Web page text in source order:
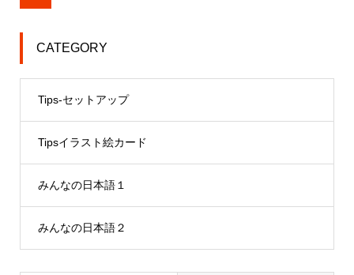
CATEGORY
Tips-セットアップ
Tipsイラスト絵カード
みんなの日本語１
みんなの日本語２